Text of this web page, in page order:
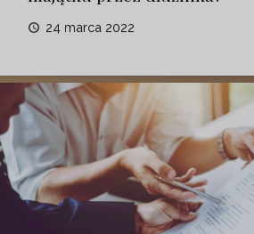
access_time 24 marca 2022